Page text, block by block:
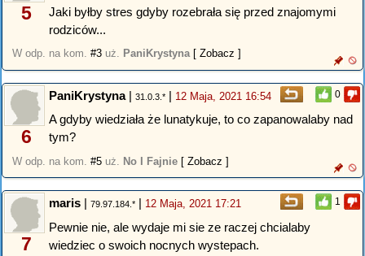
5
Jaki byłby stres gdyby rozebrała się przed znajomymi
rodziców...
W odp. na kom. #3 uż. PaniKrystyna [ Zobacz ]
0
6
PaniKrystyna| 31.0.3.* | 12 Maja, 2021 16:54
A gdyby wiedziała że lunatykuje, to co zapanowalaby nad
tym?
W odp. na kom. #5 uż. No I Fajnie [ Zobacz ]
1
7
maris | 79.97.184.* | 12 Maja, 2021 17:21
Pewnie nie, ale wydaje mi sie ze raczej chcialaby
wiedziec o swoich nocnych wystepach.